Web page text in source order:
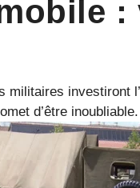
militaires investiront
d’être inoubliable.